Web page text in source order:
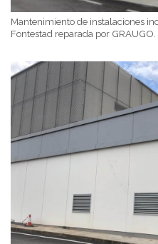
Mantenimiento de instalaciones
Fontestad reparada por GRAUGO.